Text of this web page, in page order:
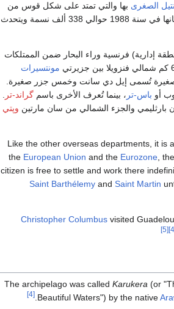
الصغرى بها والتي تمتد على شكل قوس من
وعدد سكانها في سنة 1988 حوالي 338 ألف نسمة ويتحدث
إدارية) فرنسية وراء البحار ضمن الممتلكات
مونتسيرات
صغيرة تُسمى إيل دي سانت وخمس جزر صغيرة.
باس-تر ، بينما تُعرف الأخرى باسم گراند-تر
بارثليمي والجزء الشمالي من سان مارتين وپتي
Like the other overseas departments, it is
the European Union and the Eurozone , the
citizen is free to settle and work there
Saint Barthélemy and Saint Martin
Christopher Columbus visited
[5]
The archipelago was calledKarukera (or
Beautiful Waters") by the native
[4]